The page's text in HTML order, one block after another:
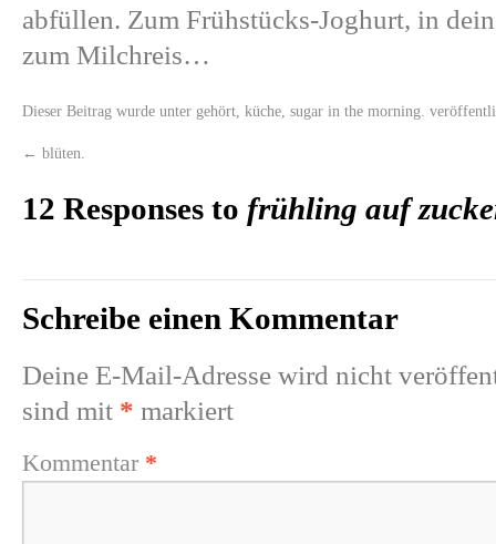
abfüllen. Zum Frühstücks-Joghurt, in
zum Milchreis…
Dieser Beitrag wurde unter gehört küche sugar in the morning.
← blüten.
12 Responses to frühling auf
Schreibe einen Kommentar
Deine E-Mail-Adresse wird nicht
sind mit * markiert
Kommentar *